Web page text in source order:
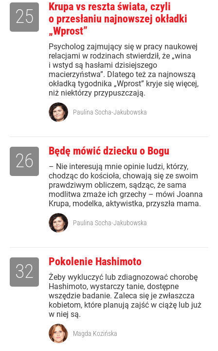
Krupa vs reszta świata, czyli
o przesłaniu najnowszej okładki
„Wprost”
Psycholog zajmujący się w pracy naukowej
relacjami w rodzinach stwierdził, że „wina
i wstyd są hasłami dzisiejszego
macierzyństwa”. Dlatego też za najnowszą
okładką tygodnika „Wprost” kryje się więcej,
niż niektórzy przypuszczają.
25
Paulina Socha-Jakubowska
Będę mówić dziecku o Bogu
– Nie interesują mnie opinie ludzi, którzy,
chodząc do kościoła, chowają się ze swoim
prawdziwym obliczem, sądząc, że sama
modlitwa zmaże ich grzechy – mówi Joanna
Krupa, modelka, aktywistka, przyszła mama.
26
Paulina Socha-Jakubowska
Pokolenie Hashimoto
Żeby wykluczyć lub zdiagnozować chorobę
Hashimoto, wystarczy tanie, dostępne
wszędzie badanie. Zaleca się je zwłaszcza
kobietom, które planują zajść w ciążę lub już
w niej są.
32
Magda Kozińska